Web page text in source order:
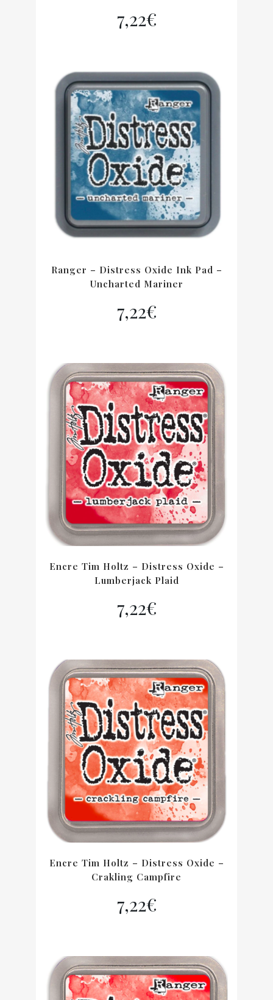
7,22€
Ranger – Distress Oxide Ink Pad –
Uncharted Mariner
7,22€
Encre Tim Holtz – Distress Oxide –
Lumberjack Plaid
7,22€
Encre Tim Holtz – Distress Oxide –
Crakling Campfire
7,22€